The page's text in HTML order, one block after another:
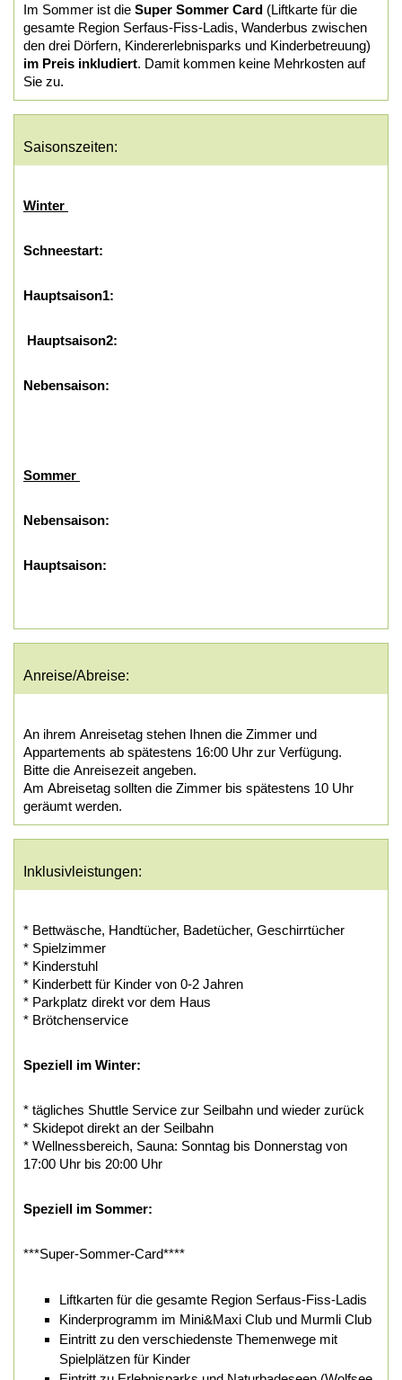
Im Sommer ist die Super Sommer Card (Liftkarte für die
gesamte Region Serfaus-Fiss-Ladis, Wanderbus zwischen
den drei Dörfern, Kindererlebnisparks und Kinderbetreuung)
im Preis inkludiert. Damit kommen keine Mehrkosten auf
Sie zu.
Saisonszeiten:
Winter
Schneestart:
Hauptsaison1:
Hauptsaison2:
Nebensaison:
Sommer
Nebensaison:
Hauptsaison:
Anreise/Abreise:
An ihrem Anreisetag stehen Ihnen die Zimmer und
Appartements ab spätestens 16:00 Uhr zur Verfügung.
Bitte die Anreisezeit angeben.
Am Abreisetag sollten die Zimmer bis spätestens 10 Uhr
geräumt werden.
Inklusivleistungen:
* Bettwäsche, Handtücher, Badetücher, Geschirrtücher
* Spielzimmer
* Kinderstuhl
* Kinderbett für Kinder von 0-2 Jahren
* Parkplatz direkt vor dem Haus
* Brötchenservice
Speziell im Winter:
* tägliches Shuttle Service zur Seilbahn und wieder zurück
* Skidepot direkt an der Seilbahn
* Wellnessbereich, Sauna: Sonntag bis Donnerstag von
17:00 Uhr bis 20:00 Uhr
Speziell im Sommer:
***Super-Sommer-Card****
Liftkarten für die gesamte Region Serfaus-Fiss-Ladis
Kinderprogramm im Mini&Maxi Club und Murmli Club
Eintritt zu den verschiedenste Themenwege mit
Spielplätzen für Kinder